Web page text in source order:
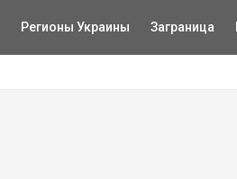
Регионы Украины Заграница